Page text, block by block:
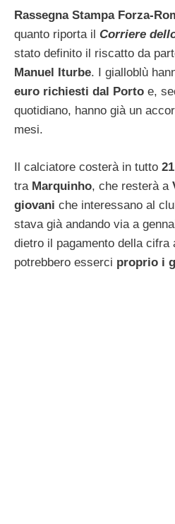
Rassegna Stampa Forza-
quanto riporta il Corriere
stato definito il riscatto da
Manuel Iturbe. I gialloblù
euro richiesti dal Porto e,
quotidiano, hanno già un
mesi.
Il calciatore costerà in tutto
tra Marquinho, che resterà a
giovani che interessano al
stava già andando via a
dietro il pagamento della cifra
potrebbero esserci proprio i